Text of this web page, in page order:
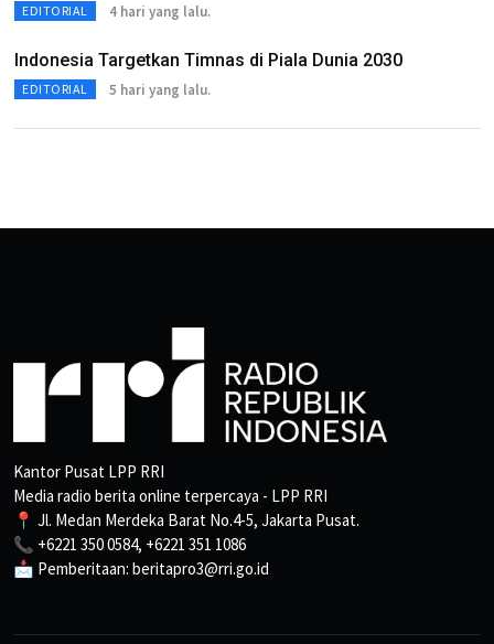
EDITORIAL 4 hari yang lalu.
Indonesia Targetkan Timnas di Piala Dunia 2030
EDITORIAL 5 hari yang lalu.
Kantor Pusat LPP RRI
Media radio berita online terpercaya - LPP RRI
📍 Jl. Medan Merdeka Barat No.4-5, Jakarta Pusat.
📞 +6221 350 0584, +6221 351 1086
📩 Pemberitaan: beritapro3@rri.go.id